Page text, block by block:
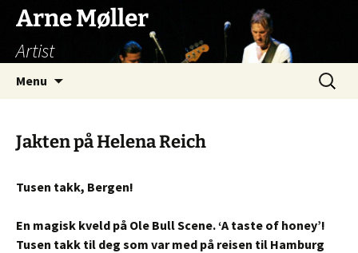
Arne Møller
Artist
Menu
Search
for:
Jakten på Helena Reich
Tusen takk, Bergen!
En magisk kveld på Ole Bull Scene. ‘A taste of honey’!
Tusen takk til deg som var med på reisen til Hamburg